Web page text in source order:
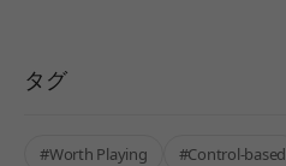
タグ
#Worth Playing #Control-based